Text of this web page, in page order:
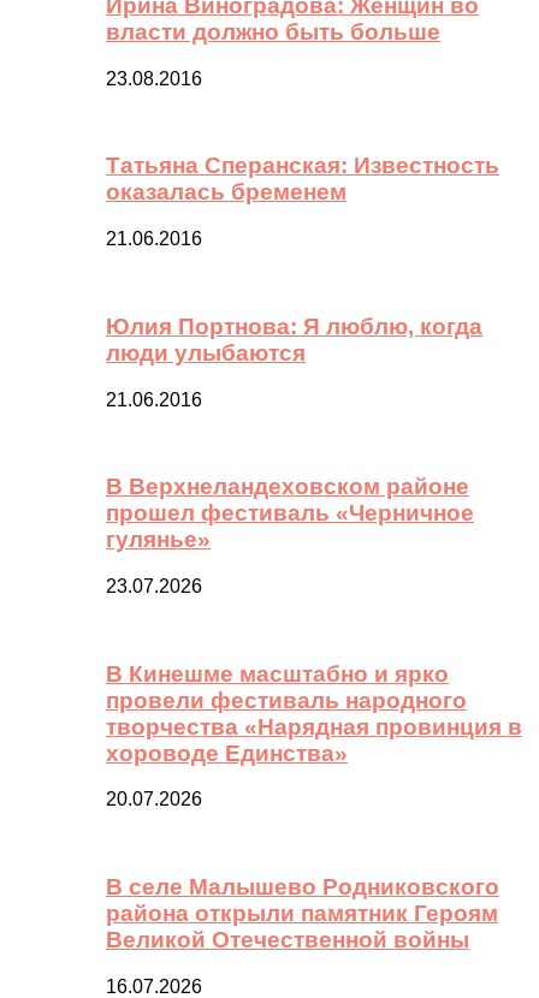
Ирина Виноградова: Женщин во
власти должно быть больше
23.08.2016
Татьяна Сперанская: Известность
оказалась бременем
21.06.2016
Юлия Портнова: Я люблю, когда
люди улыбаются
21.06.2016
В Верхнеландеховском районе
прошел фестиваль «Черничное
гулянье»
23.07.2026
В Кинешме масштабно и ярко
провели фестиваль народного
творчества «Нарядная провинция в
хороводе Единства»
20.07.2026
В селе Малышево Родниковского
района открыли памятник Героям
Великой Отечественной войны
16.07.2026